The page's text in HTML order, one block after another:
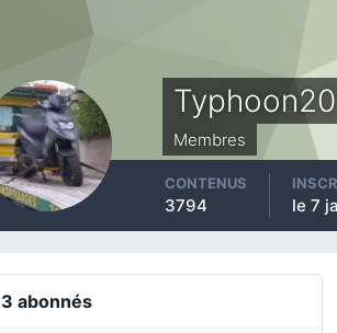
Membres
CONTENUS
3794 le 7
3 abonnés